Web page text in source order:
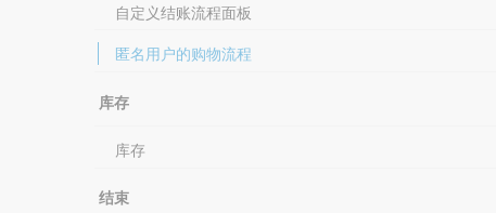
自定义结账流程面板
匿名用户的购物流程
库存
库存
结束